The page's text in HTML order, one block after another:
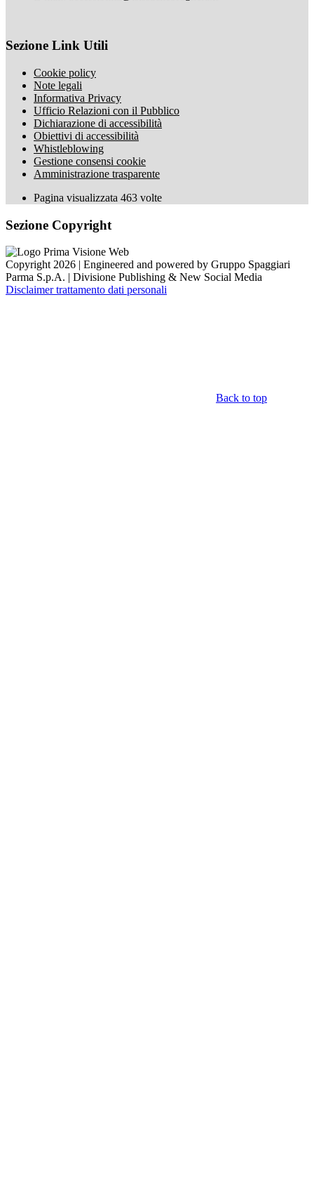
Sezione Link Utili
Cookie policy
Note legali
Informativa Privacy
Ufficio Relazioni con il Pubblico
Dichiarazione di accessibilità
Obiettivi di accessibilità
Whistleblowing
Gestione consensi cookie
Amministrazione trasparente
Pagina visualizzata 463 volte
Sezione Copyright
Copyright 2026 | Engineered and powered by Gruppo Spaggiari
Parma S.p.A. | Divisione Publishing & New Social Media
Disclaimer trattamento dati personali
Back to top